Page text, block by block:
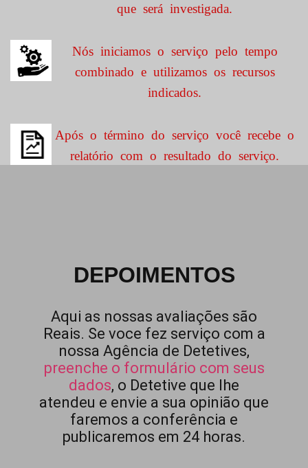
que será investigada.
Nós iniciamos o serviço pelo tempo
combinado e utilizamos os recursos
indicados.
Após o término do serviço você recebe o
relatório com o resultado do serviço.
DEPOIMENTOS
Aqui as nossas avaliações são
Reais. Se voce fez serviço com a
nossa Agência de Detetives,
preenche o formulário com seus
dados, o Detetive que lhe
atendeu e envie a sua opinião que
faremos a conferência e
publicaremos em 24 horas.